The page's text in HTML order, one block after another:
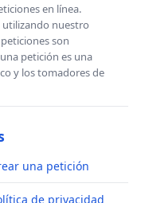
en línea.
utilizando nuestro
son
petición es una
y los tomadores de
una petición
de privacidad